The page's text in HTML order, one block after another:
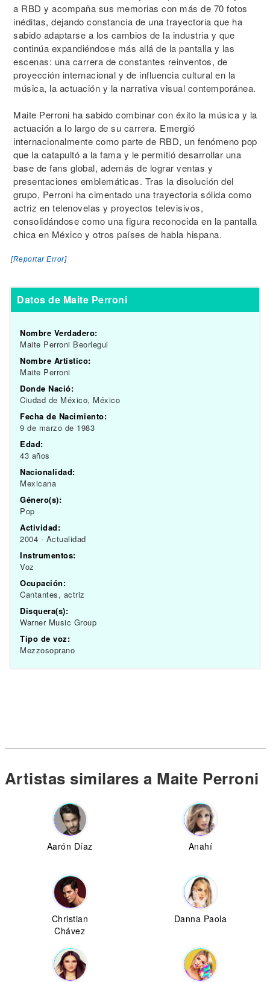
a RBD y acompaña sus memorias con más de 70 fotos
inéditas, dejando constancia de una trayectoria que ha
sabido adaptarse a los cambios de la industria y que
continúa expandiéndose más allá de la pantalla y las
escenas: una carrera de constantes reinventos, de
proyección internacional y de influencia cultural en la
música, la actuación y la narrativa visual contemporánea.
Maite Perroni ha sabido combinar con éxito la música y la
actuación a lo largo de su carrera. Emergió
internacionalmente como parte de RBD, un fenómeno pop
que la catapultó a la fama y le permitió desarrollar una
base de fans global, además de lograr ventas y
presentaciones emblemáticas. Tras la disolución del
grupo, Perroni ha cimentado una trayectoria sólida como
actriz en telenovelas y proyectos televisivos,
consolidándose como una figura reconocida en la pantalla
chica en México y otros países de habla hispana.
[Reportar Error]
Datos de Maite Perroni
Nombre Verdadero:
Maite Perroni Beorlegui
Nombre Artístico:
Maite Perroni
Donde Nació:
Ciudad de México, México
Fecha de Nacimiento:
9 de marzo de 1983
Edad:
43 años
Nacionalidad:
Mexicana
Género(s):
Pop
Actividad:
2004 - Actualidad
Instrumentos:
Voz
Ocupación:
Cantantes, actriz
Disquera(s):
Warner Music Group
Tipo de voz:
Mezzosoprano
Artistas similares a Maite Perroni
Aarón Díaz Anahí
Christian
Chávez
Danna Paola